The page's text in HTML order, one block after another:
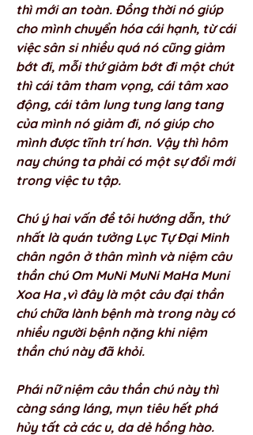
thì mới an toàn. Đồng thời nó giúp
cho mình chuyển hóa cái hạnh, từ cái
việc sân si nhiều quá nó cũng giảm
bớt đi, mỗi thứ giảm bớt đi một chút
thì cái tâm tham vọng, cái tâm xao
động, cái tâm lung tung lang tang
của mình nó giảm đi, nó giúp cho
mình được tĩnh trí hơn. Vậy thì hôm
nay chúng ta phải có một sự đổi mới
trong việc tu tập.
Chú ý hai vấn đề tôi hướng dẫn, thứ
nhất là quán tưởng Lục Tự Đại Minh
chân ngôn ở thân mình và niệm câu
thần chú Om MuNi MuNi MaHa Muni
Xoa Ha ,vì đây là một câu đại thần
chú chữa lành bệnh mà trong này có
nhiều người bệnh nặng khi niệm
thần chú này đã khỏi.
Phái nữ niệm câu thần chú này thì
càng sáng láng, mụn tiêu hết phá
hủy tất cả các u, da dẻ hồng hào.